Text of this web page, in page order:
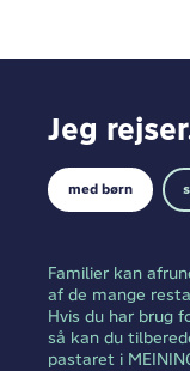
Jeg
med børn
Familier kan
af de mange
Hvis du har brug
så kan du
pastaret i